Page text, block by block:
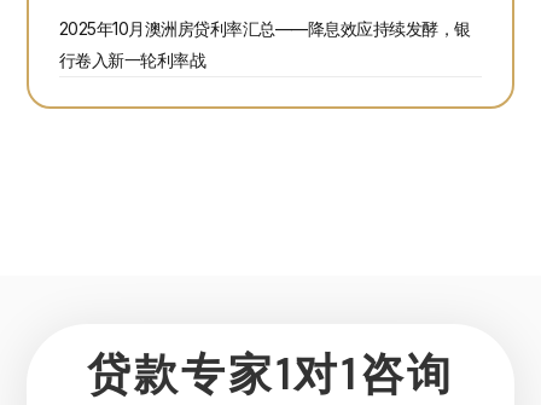
2025年10月澳洲房贷利率汇总——降息效应持续发酵，银
行卷入新一轮利率战
贷款专家1对1咨询